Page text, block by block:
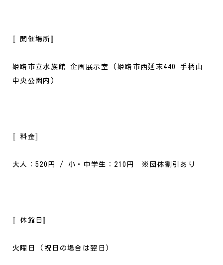
〚開催場所〛
姫路市立水族館 企画展示室 (姫路市西延末440 手柄山
中央公園内)
〚料金〛
大人：520円 / 小・中学生：210円 ※団体割引あり
〚休館日〛
火曜日 (祝日の場合は翌日)